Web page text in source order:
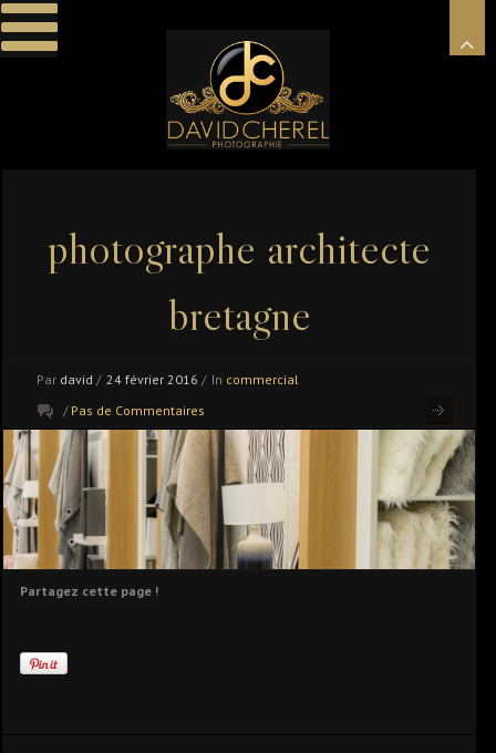
photographe architecte
bretagne
Par david / 24 février 2016 / In commercial
/ Pas de Commentaires
Partagez cette page !